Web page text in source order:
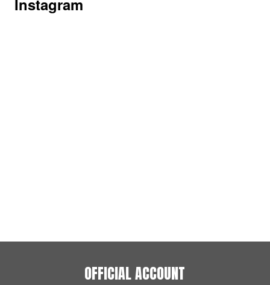
Instagram
OFFICIAL ACCOUNT